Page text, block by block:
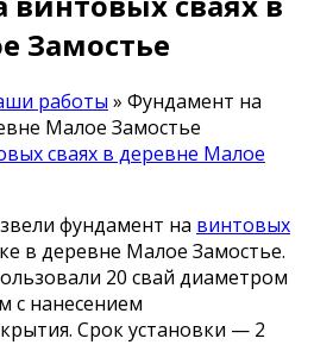
Замостье
работы » Фундамент на
Малое Замостье
фундамент на винтовых
в деревне Малое Замостье.
20 свай диаметром
с нанесением
Срок установки — 2